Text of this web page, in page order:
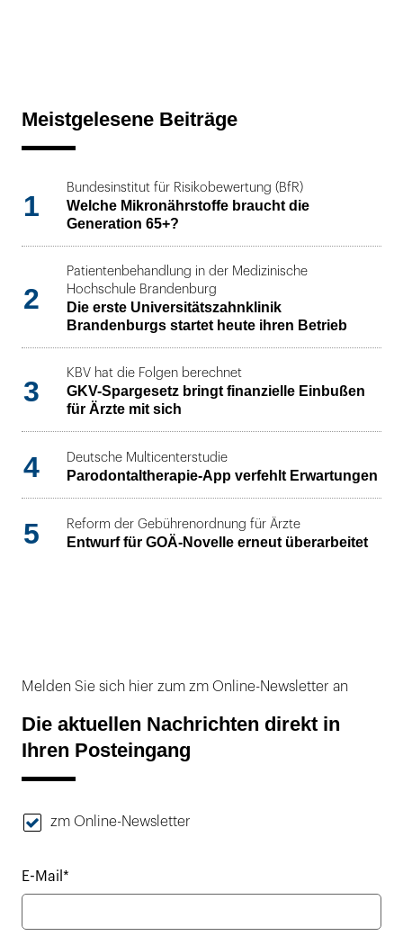
Meistgelesene Beiträge
1
Bundesinstitut für Risikobewertung (BfR)
Welche Mikronährstoffe braucht die
Generation 65+?
2
Patientenbehandlung in der Medizinische
Hochschule Brandenburg
Die erste Universitätszahnklinik
Brandenburgs startet heute ihren Betrieb
3
KBV hat die Folgen berechnet
GKV-Spargesetz bringt finanzielle Einbußen
für Ärzte mit sich
4 Deutsche Multicenterstudie
Parodontaltherapie-App verfehlt Erwartungen
5 Reform der Gebührenordnung für Ärzte
Entwurf für GOÄ-Novelle erneut überarbeitet
Melden Sie sich hier zum zm Online-Newsletter an
Die aktuellen Nachrichten direkt in
Ihren Posteingang
zm Online-Newsletter
E-Mail*